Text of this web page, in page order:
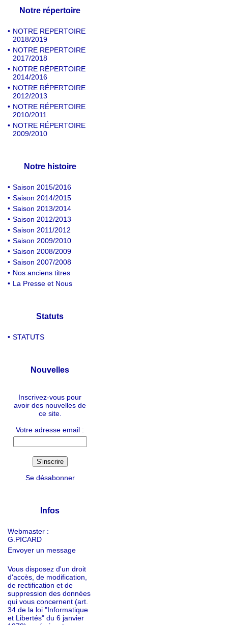
Notre répertoire
• NOTRE REPERTOIRE
2018/2019
• NOTRE REPERTOIRE
2017/2018
• NOTRE RÉPERTOIRE
2014/2016
• NOTRE RÉPERTOIRE
2012/2013
• NOTRE RÉPERTOIRE
2010/2011
• NOTRE RÉPERTOIRE
2009/2010
Notre histoire
• Saison 2015/2016
• Saison 2014/2015
• Saison 2013/2014
• Saison 2012/2013
• Saison 2011/2012
• Saison 2009/2010
• Saison 2008/2009
• Saison 2007/2008
• Nos anciens titres
• La Presse et Nous
Statuts
• STATUTS
Nouvelles
Inscrivez-vous pour
avoir des nouvelles de
ce site.
Votre adresse email :
Se désabonner
Infos
Webmaster :
G.PICARD
Envoyer un message
Vous disposez d'un droit
d'accès, de modification,
de rectification et de
suppression des données
qui vous concernent (art.
34 de la loi "Informatique
et Libertés" du 6 janvier